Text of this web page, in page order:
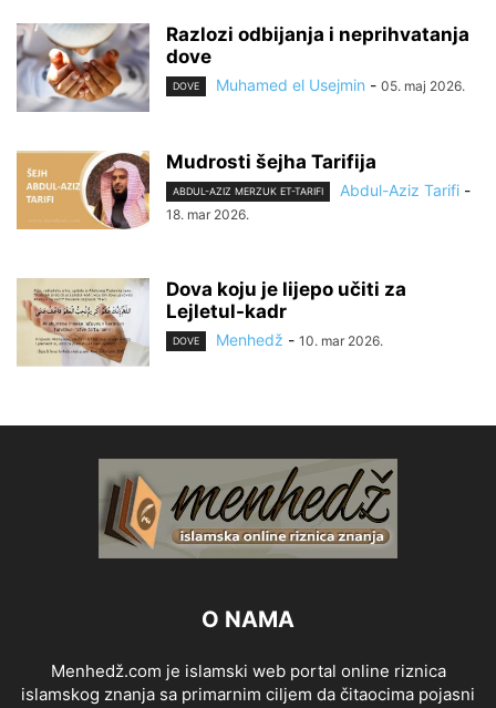
Razlozi odbijanja i neprihvatanja
dove
DOVE Muhamed el Usejmin - 05. maj 2026.
Mudrosti šejha Tarifija
ABDUL-AZIZ MERZUK ET-TARIFI Abdul-Aziz Tarifi -
18. mar 2026.
Dova koju je lijepo učiti za
Lejletul-kadr
DOVE Menhedž - 10. mar 2026.
O NAMA
Menhedž.com je islamski web portal online riznica
islamskog znanja sa primarnim ciljem da čitaocima pojasni